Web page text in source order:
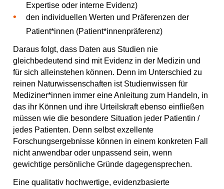
Expertise oder interne Evidenz)
den individuellen Werten und Präferenzen der
Patient*innen (Patient*innenpräferenz)
Daraus folgt, dass Daten aus Studien nie
gleichbedeutend sind mit Evidenz in der Medizin und
für sich alleinstehen können. Denn im Unterschied zu
reinen Naturwissenschaften ist Studienwissen für
Mediziner*innen immer eine Anleitung zum Handeln, in
das ihr Können und ihre Urteilskraft ebenso einfließen
müssen wie die besondere Situation jeder Patientin /
jedes Patienten. Denn selbst exzellente
Forschungsergebnisse können in einem konkreten Fall
nicht anwendbar oder unpassend sein, wenn
gewichtige persönliche Gründe dagegensprechen.
Eine qualitativ hochwertige, evidenzbasierte